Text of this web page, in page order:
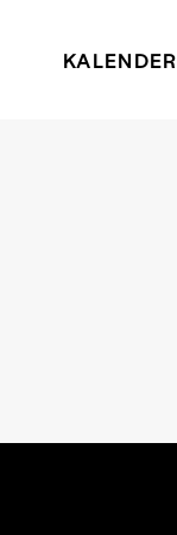
KALENDER